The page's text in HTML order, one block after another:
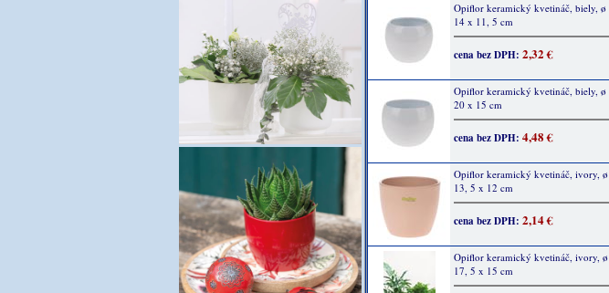
Opiflor keramický kvetináč, biely, ø
14 x 11, 5 cm
cena bez DPH: 2,32 €
Opiflor keramický kvetináč, biely, ø
20 x 15 cm
cena bez DPH: 4,48 €
Opiflor keramický kvetináč, ivory, ø
13, 5 x 12 cm
cena bez DPH: 2,14 €
Opiflor keramický kvetináč, ivory, ø
17, 5 x 15 cm